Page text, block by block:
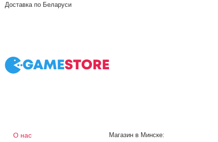
Доставка по Беларуси
О нас
Магазин в Минске: